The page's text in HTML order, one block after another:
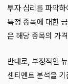
투자 심리를 파악
특정 종목에 대한
은 해당 종목의 가
반대로, 부정적인
센티멘트 분석을